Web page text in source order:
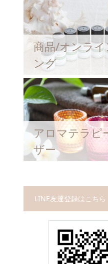
商品/オンラ
ング
アロマテラピ
ザー
LINE友達登録はこちら